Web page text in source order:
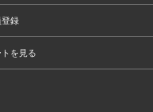
登録
トを見る